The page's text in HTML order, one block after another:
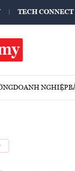
TECH CONNECT
DOANH NGHIỆP